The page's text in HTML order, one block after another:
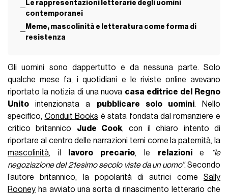
Le rappresentazioni letterarie degli uomini
contemporanei
Meme, mascolinità e letteratura come forma di
resistenza
Gli uomini sono dappertutto e da nessuna parte. Solo
qualche mese fa, i quotidiani e le riviste online avevano
riportato la notizia di una nuova casa editrice del Regno
Unito intenzionata a pubblicare solo uomini. Nello
specifico, Conduit Books è stata fondata dal romanziere e
critico britannico Jude Cook, con il chiaro intento di
riportare al centro delle narrazioni temi come lapaternità, la
mascolinità, il lavoro precario, le relazionie “le
negoziazione del 21esimo secolo viste da un uomo”. Secondo
l’autore britannico, la popolarità di autrici come Sally
Rooney ha avviato una sorta di rinascimento letterario che